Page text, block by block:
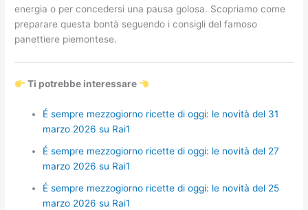
energia o per concedersi una pausa golosa. Scopriamo come
preparare questa bontà seguendo i consigli del famoso
panettiere piemontese.
Ti potrebbe interessare
É sempre mezzogiorno ricette di oggi: le novità del 31
marzo 2026 su Rai1
É sempre mezzogiorno ricette di oggi: le novità del 27
marzo 2026 su Rai1
É sempre mezzogiorno ricette di oggi: le novità del 25
marzo 2026 su Rai1